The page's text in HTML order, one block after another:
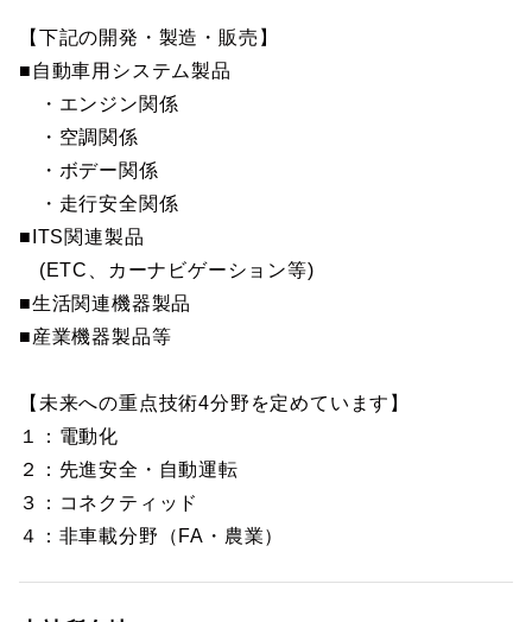
【下記の開発・製造・販売】
■自動車用システム製品
・エンジン関係
・空調関係
・ボデー関係
・走行安全関係
■ITS関連製品
(ETC、カーナビゲーション等)
■生活関連機器製品
■産業機器製品等
【未来への重点技術4分野を定めています】
１：電動化
２：先進安全・自動運転
３：コネクティッド
４：非車載分野（FA・農業）